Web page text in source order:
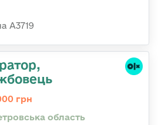
А3719
грн
область